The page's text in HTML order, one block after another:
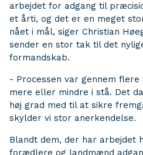
arbejdet for adgang til
et årti, og det er en meget
nået i mål, siger Christian
sender en stor tak til det
formandskab.
- Processen var gennem
mere eller mindre i stå. Det
høj grad med til at sikre
skylder vi stor anerkendelse.
Blandt dem, der har arbejdet
forædlere og landmænd